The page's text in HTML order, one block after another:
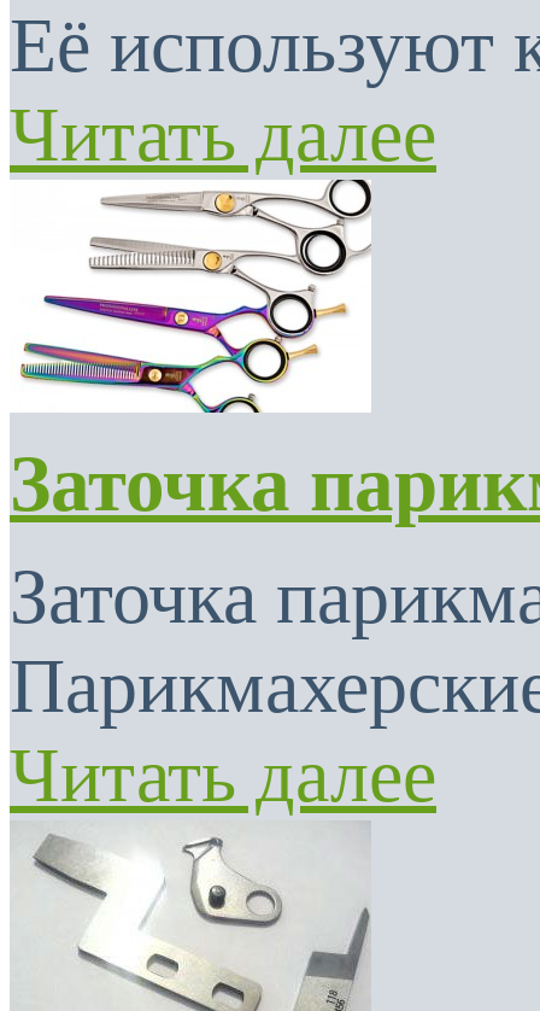
Её используют
Читать далее
Заточка
Заточка
Читать далее